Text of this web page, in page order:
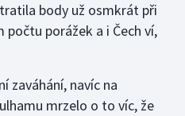
body už osmkrát při
porážek a i Čech ví,
zaváhání, navíc na
mrzelo o to víc, že